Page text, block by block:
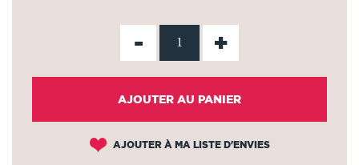
- +
AJOUTER AU PANIER
AJOUTER À MA LISTE D'ENVIES